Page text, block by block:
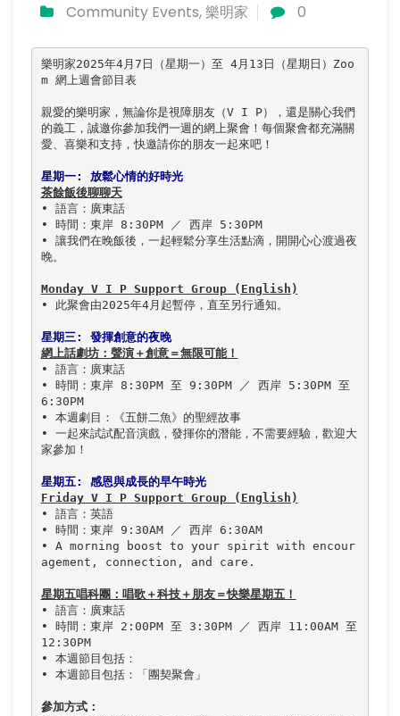
Community Events,樂明家 0
樂明家2025年4月7日（星期一）至 4月13日（星期日）Zoo
m 網上週會節目表
親愛的樂明家，無論你是視障朋友（V I P），還是關心我們
的義工，誠邀你參加我們一週的網上聚會！每個聚會都充滿關
愛、喜樂和支持，快邀請你的朋友一起來吧！
星期一: 放鬆心情的好時光
茶餘飯後聊聊天
• 語言：廣東話
• 時間：東岸 8:30PM ／ 西岸 5:30PM
• 讓我們在晚飯後，一起輕鬆分享生活點滴，開開心心渡過夜
晚。
Monday V I P Support Group (English)
• 此聚會由2025年4月起暫停，直至另行通知。
星期三: 發揮創意的夜晚
網上話劇坊：聲演＋創意＝無限可能！
• 語言：廣東話
• 時間：東岸 8:30PM 至 9:30PM ／ 西岸 5:30PM 至
6:30PM
• 本週劇目：《五餅二魚》的聖經故事
• 一起來試試配音演戲，發揮你的潛能，不需要經驗，歡迎大
家參加！
星期五: 感恩與成長的早午時光
Friday V I P Support Group (English)
• 語言：英語
• 時間：東岸 9:30AM ／ 西岸 6:30AM
• A morning boost to your spirit with encour
agement, connection, and care.
星期五唱科團：唱歌＋科技＋朋友＝快樂星期五！
• 語言：廣東話
• 時間：東岸 2:00PM 至 3:30PM ／ 西岸 11:00AM 至
12:30PM
• 本週節目包括：
• 本週節目包括：「團契聚會」
參加方式：